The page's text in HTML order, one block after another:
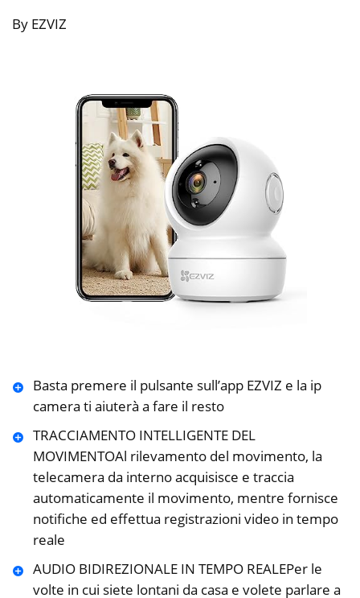
By EZVIZ
Basta premere il pulsante sull’app EZVIZ e la ip
camera ti aiuterà a fare il resto
TRACCIAMENTO INTELLIGENTE DEL
MOVIMENTOAl rilevamento del movimento, la
telecamera da interno acquisisce e traccia
automaticamente il movimento, mentre fornisce
notifiche ed effettua registrazioni video in tempo
reale
AUDIO BIDIREZIONALE IN TEMPO REALEPer le
volte in cui siete lontani da casa e volete parlare a